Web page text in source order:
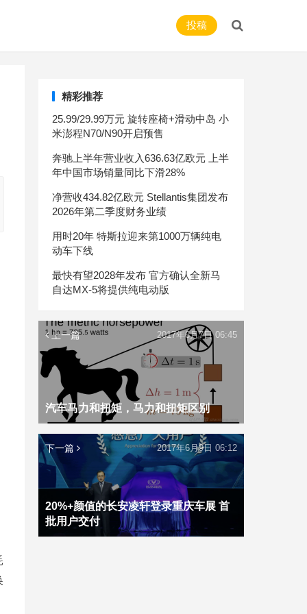
投稿
精彩推荐
25.99/29.99万元 旋转座椅+滑动中岛 小
米澎程N70/N90开启预售
奔驰上半年营业收入636.63亿欧元 上半
年中国市场销量同比下滑28%
净营收434.82亿欧元 Stellantis集团发布
2026年第二季度财务业绩
用时20年 特斯拉迎来第1000万辆纯电
动车下线
最快有望2028年发布 官方确认全新马
自达MX-5将提供纯电动版
上一篇
汽车马力和扭矩，马力和扭矩区别
2017年6月7日 06:45
下一篇
20%+颜值的长安凌轩登录重庆车展 首
批用户交付
2017年6月9日 06:12